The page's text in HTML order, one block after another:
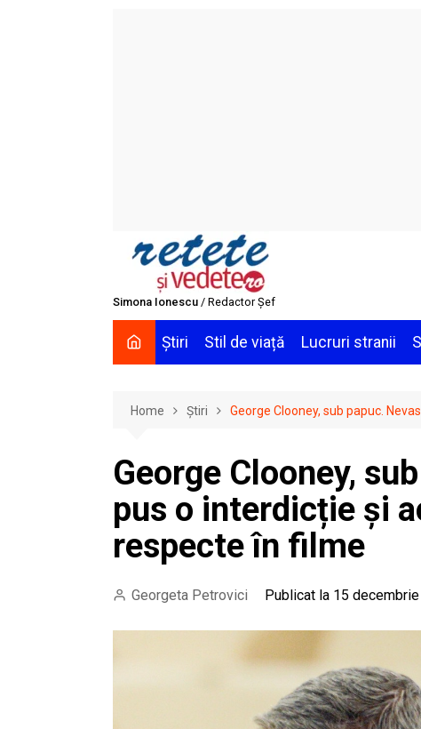
Simona Ionescu / Redactor Șef
Știri Stil de viață Lucruri stranii
Home Știri George Clooney, sub papuc.
George Clooney,
pus o interdicție și
respecte în filme
Georgeta Petrovici Publicat la 15